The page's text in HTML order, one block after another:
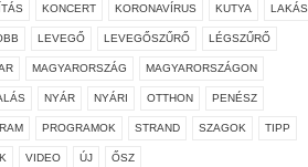
KONCERT KORONAVÍRUS KUTYA LAKÁS
LEVEGŐ LEVEGŐSZŰRŐ LÉGSZŰRŐ
MAGYARORSZÁG MAGYARORSZÁGON
NYÁR NYÁRI OTTHON PENÉSZ
PROGRAMOK STRAND SZAGOK TIPP
VIDEO ÚJ ŐSZ